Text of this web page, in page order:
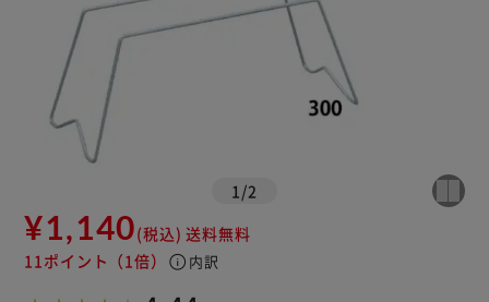
1 /2
¥1,140(税込) 送料無料
11ポイント （1倍） info 内訳